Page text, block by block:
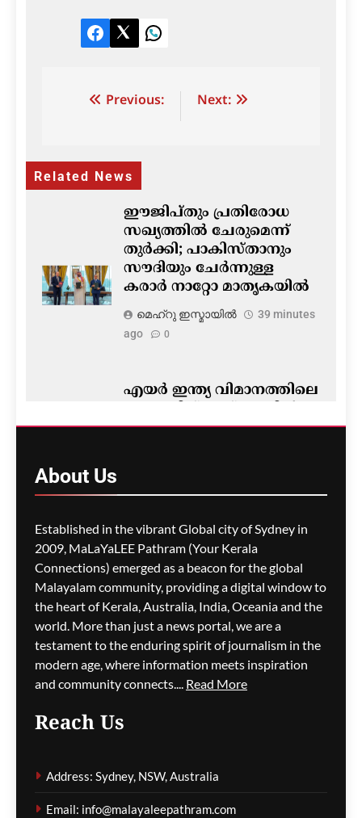
Facebook
TwitterLinkedIn
Post Previous: Next:
Related News
ഈജിപ്തും പ്രതിരോധ
സഖ്യത്തിൽ ചേരുമെന്ന്
തുർക്കി; പാകിസ്താനും
സൗദിയും ചേർന്നുള്ള
കരാർ നാറ്റോ മാതൃകയിൽ
മെഹ്റു ഇസ്മായില്‍
39 minutes
ago
0
എയർ ഇന്ത്യ വിമാനത്തിലെ
പരാജയമോ?
മെഹ്റു ഇസ്മായില്‍
42 minutes
ലോക അണ്ടർ-20
അത്ലറ്റിക്സ്; ഇന്ത്യയ്ക്ക്
മൂന്ന് മെഡലുകൾ
മെഹ്റു ഇസ്മായില്‍
45 minutes
ago
0
ഓട്ടോ ഡ്രൈവർക്ക് ഒരു
ലക്ഷം രൂപ പാരിതോഷികം
About Us
Established in the vibrant Global city of Sydney in
2009, MaLaYaLEE Pathram (Your Kerala
Connections) emerged as a beacon for the global
Malayalam community, providing a digital window to
the heart of Kerala, Australia, India, Oceania and the
world. More than just a news portal, we are a
testament to the enduring spirit of journalism in the
modern age, where information meets inspiration
and community connects.... Read More
Reach Us
Address: Sydney, NSW, Australia
Email: info@malayaleepathram.com